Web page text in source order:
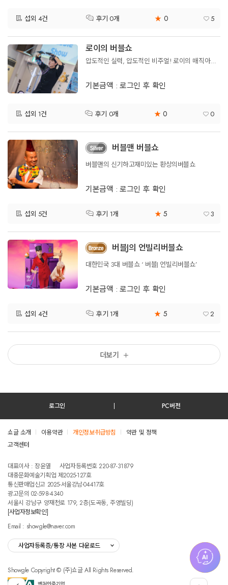
섭외 4건 후기 0개 ★ 0 5
로이의 버블쇼
압도적인 실력, 압도적인 비주얼! 로이의 매직아트 버블쇼!
기본금액 : 로그인 후 확인
섭외 1건 후기 0개 ★ 0 0
버블맨 버블쇼
버블맨의 신기하고재미있는 환상의버블쇼
기본금액 : 로그인 후 확인
섭외 5건 후기 1개 ★ 5 3
버블J의 언빌리버블쇼
대한민국 3대 버블쇼 ‘ 버블J 언빌리버블쇼’
기본금액 : 로그인 후 확인
섭외 4건 후기 1개 ★ 5 2
더보기
뒤
섭
외맨
로그인 PC버전
쇼글 소개 이용약관 개인정보취급방침
약관 및 정책
고객센터
대표이사 : 장윤열
사업자등록번호 220-87-31879
대중문화예술기획업 제2025-127호
통신판매업신고 2025-서울강남-04417호
광고문의 02-598-4340
서울시 강남구 양재천로 179, 2층(도곡동, 주영빌딩)
[사업자정보확인]
Email : showgle@naver.com
사업자등록증/통장 사본 다운로드
Showgle Copyright © (주)쇼글 All Rights Reserved.